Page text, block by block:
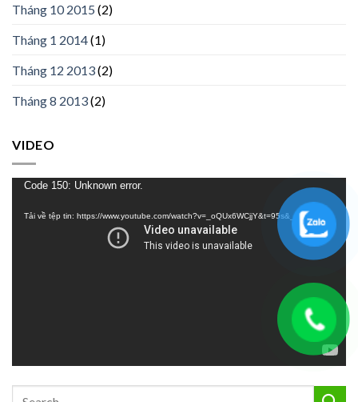
Tháng 10 2015 (2)
Tháng 1 2014(1)
Tháng 12 2013(2)
Tháng 8 2013(2)
VIDEO
Trình
Code 150: Unknown error.
Tải về tệp tin: https://www.youtube.com/watch?v=_oQUx6WCjjY&t=95s&_=1